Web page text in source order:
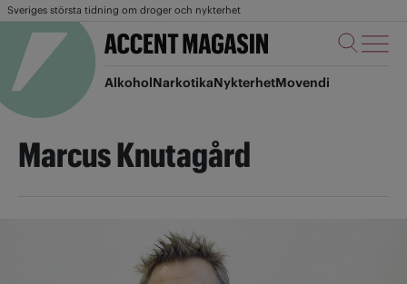
Sveriges största tidning om droger och nykterhet
AlkoholNarkotikaNykterhetMovendi
Marcus Knutagård